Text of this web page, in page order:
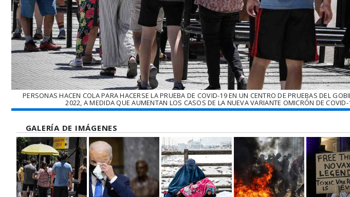
PERSONAS HACEN COLA PARA HACERSE LA PRUEBA DE COVID-19 EN UN CENTRO DE PRUEBAS DEL
2022, A MEDIDA QUE AUMENTAN LOS CASOS DE LA NUEVA VARIANTE OMICRÓN DE
GALERÍA DE IMÁGENES